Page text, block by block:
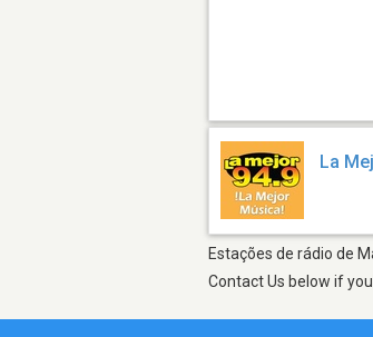
La
Estações de rádio de
Contact Us below if